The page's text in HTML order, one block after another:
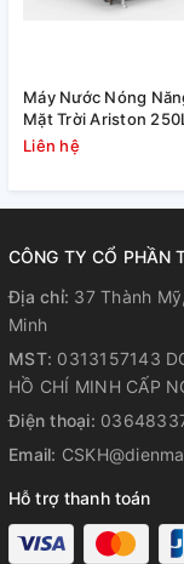
VAN XẢ
Việc vệ sinh bình
thể tự tháo van,
dịch vụ sửa chữa.
Máy Nước Nóng
Mặt Trời Ariston
Phẳng Kairos Thermo
Liên hệ
CÔNG TY CỔ PHẦN
Địa chỉ: 37 Thành
Minh
MST: 0313157143
HỒ CHÍ MINH CẤP
Điện thoại:
Email:
Hỗ trợ thanh toán